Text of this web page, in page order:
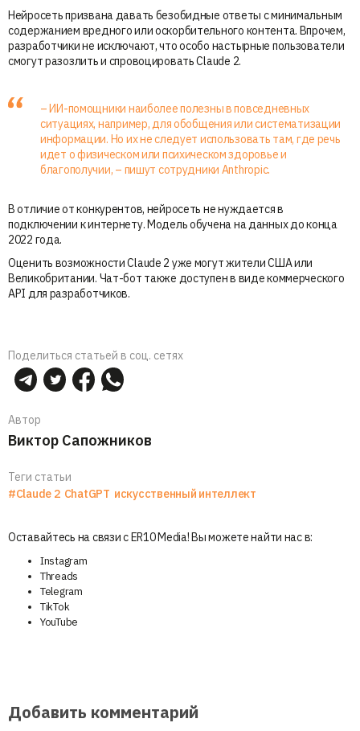
Нейросеть призвана давать безобидные ответы с минимальным
содержанием вредного или оскорбительного контента. Впрочем,
разработчики не исключают, что особо настырные пользователи
смогут разозлить и спровоцировать Claude 2.
– ИИ-помощники наиболее полезны в повседневных
ситуациях, например, для обобщения или систематизации
информации. Но их не следует использовать там, где речь
идет о физическом или психическом здоровье и
благополучии, – пишут сотрудники Anthropic.
В отличие от конкурентов, нейросеть не нуждается в
подключении к интернету. Модель обучена на данных до конца
2022 года.
Оценить возможности Claude 2 уже могут жители США или
Великобритании. Чат-бот также доступен в виде коммерческого
API для разработчиков.
Поделиться статьей в соц. сетях
Автор
Виктор Сапожников
Теги статьи
#Claude 2 ChatGPT искусственный интеллект
Оставайтесь на связи с ER10 Media! Вы можете найти нас в:
Instagram
Threads
Telegram
TikTok
YouTube
Добавить комментарий